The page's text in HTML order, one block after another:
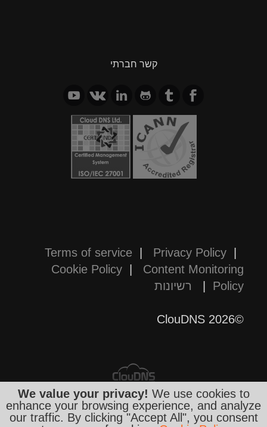
קשר חברתי
Terms of service | Privacy Policy |
Cookie Policy | Content Monitoring
Policy
| רשיונות
©2026 ClouDNS
כל המחירים הם סופיים וכוללים את כל
We value your privacy! We use cookies to
enhance your browsing experience, and analyze
our traffic. By clicking "Accept All", you consent